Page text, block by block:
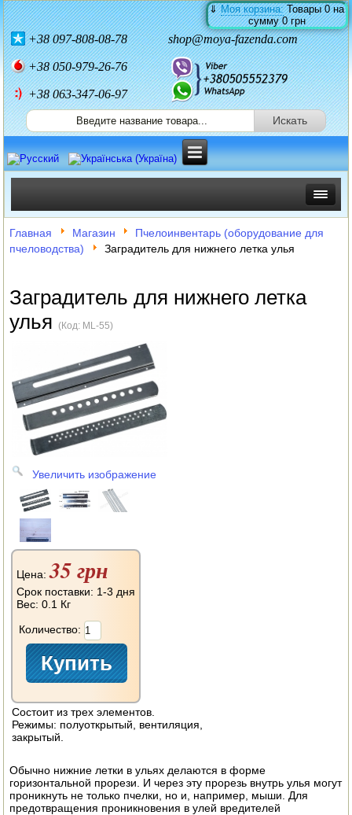
⇓Моя корзина:Товары0на
сумму0 грн
+38097-808-08-78 shop@moya-fazenda.com
+38050-979-26-76
+38 063-347-06-97
ИНКУБАТОРЫ
ЗЕРНОДРОБИЛКИ
КОРМОРЕЗКИ
СОЛОМОРЕЗКИ
АВТОКЛАВЫ
ДЛЯ ОГОРОДА
НАВЕСНОЕ ДЛЯ МОТОБЛОКОВ
СЕПАРАТОРЫ И МАСЛОБОЙКИ
СЫРОВАРНИ
ШИНКОВКИ
ДЛЯ ДОМА И САДА
ОБОГРЕВАТЕЛИ
ДРОВОКОЛЫ
ГАЗОВЫЕ БАЛЛОНЫ
ЭЛЕКТРО И БЕНЗО ИНСТРУМЕНТ
ЭЛЕКТРО ШАШЛЫЧНИЦЫ
Главная Магазин
Пчелоинвентарь (оборудование для
пчеловодства)
Заградитель для нижнего летка улья
Заградитель для нижнего летка
улья(Код: ML-55)
Увеличить изображение
Цена:35 грн
Срок поставки: 1-3 дня
Вес:0.1 Кг
Количество:
Состоит из трех элементов.
Режимы: полуоткрытый, вентиляция,
закрытый.
Обычно нижние летки в ульях делаются в форме
горизонтальной прорези. И через эту прорезь внутрь улья могут
проникнуть не только пчелки, но и, например, мыши. Для
предотвращения проникновения в улей вредителей